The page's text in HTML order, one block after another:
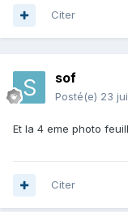
Citer
sof
Posté(e) 23
Et la 4 eme photo
Citer